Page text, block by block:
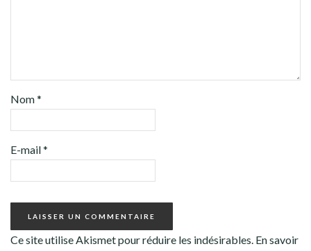
Nom*
E-mail*
Ce site utilise Akismet pour réduire les indésirables. En savoir